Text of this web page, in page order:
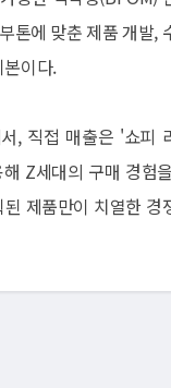
톤에 맞춘 제품 개발,
이다.
, 직접 매출은 '쇼피
Z세대의 구매 경험
제품만이 치열한 경